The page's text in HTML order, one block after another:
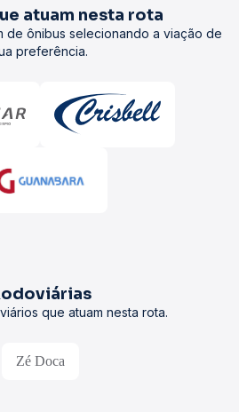
atuam nesta rota
de ônibus selecionando a viação de
preferência.
que atuam nesta rota.
Zé Doca